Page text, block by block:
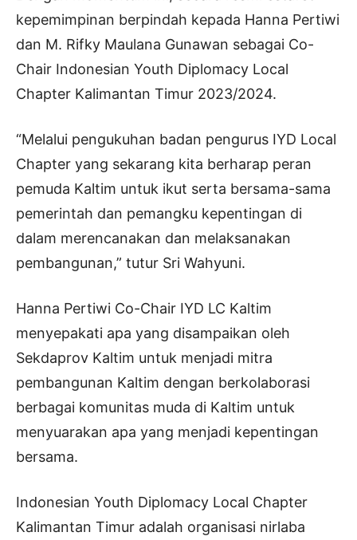
kepemimpinan berpindah kepada Hanna Pertiwi
dan M. Rifky Maulana Gunawan sebagai Co-
Chair Indonesian Youth Diplomacy Local
Chapter Kalimantan Timur 2023/2024.
“Melalui pengukuhan badan pengurus IYD Local
Chapter yang sekarang kita berharap peran
pemuda Kaltim untuk ikut serta bersama-sama
pemerintah dan pemangku kepentingan di
dalam merencanakan dan melaksanakan
pembangunan,” tutur Sri Wahyuni.
Hanna Pertiwi Co-Chair IYD LC Kaltim
menyepakati apa yang disampaikan oleh
Sekdaprov Kaltim untuk menjadi mitra
pembangunan Kaltim dengan berkolaborasi
berbagai komunitas muda di Kaltim untuk
menyuarakan apa yang menjadi kepentingan
bersama.
Indonesian Youth Diplomacy Local Chapter
Kalimantan Timur adalah organisasi nirlaba